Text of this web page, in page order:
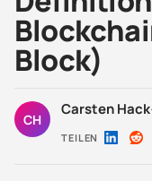
Block)
CH
Carsten Hack·
TEILEN Auf Auf